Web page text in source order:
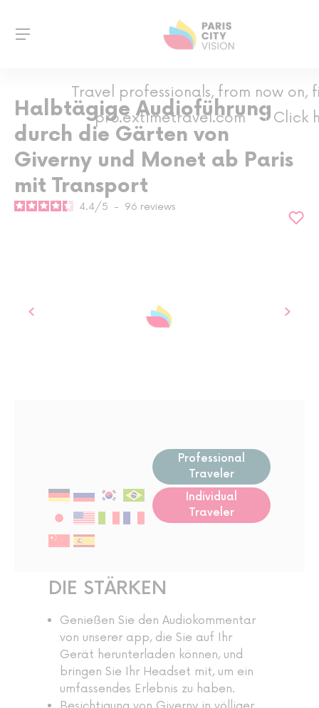
Travel professionals, from now on,
pro.extimetravel.com
Click
Halbtägige Audioführung
durch die Gärten von
Giverny und Monet ab Paris
mit Transport
4.4/5 - 96 reviews
Professional
Traveler
Individual
Traveler
DIE STÄRKEN
Genießen Sie den Audiokommentar
von unserer app, die Sie auf Ihr
Gerät herunterladen können, und
bringen Sie Ihr Headset mit, um ein
umfassendes Erlebnis zu haben.